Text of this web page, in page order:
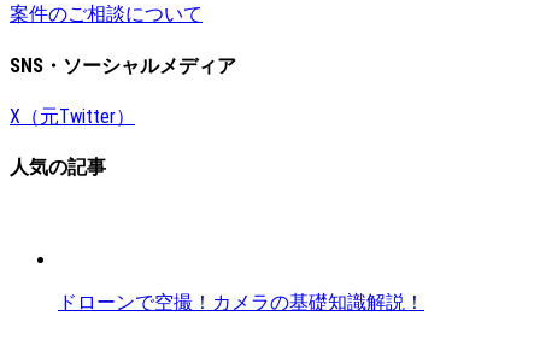
案件のご相談について
SNS・ソーシャルメディア
X（元Twitter）
人気の記事
ドローンで空撮！カメラの基礎知識解説！